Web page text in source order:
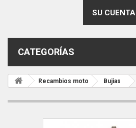
SU CUENTA
CATEGORÍAS
Recambios moto Bujias